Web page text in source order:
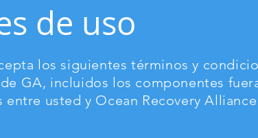
de uso
los siguientes términos y
GA, incluidos los componentes
usted y Ocean Recovery Alliance